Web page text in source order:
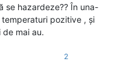
se hazardeze?? În una-
pozitive , și
mai au.
2